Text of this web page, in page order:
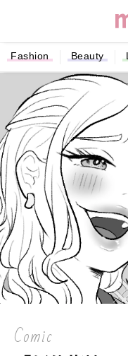
Fashion Beauty
Comic